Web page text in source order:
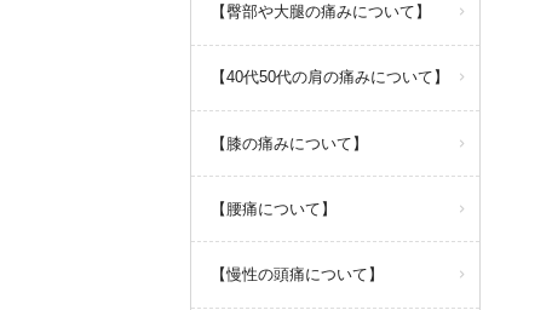
【臀部や大腿の痛みについて】
【40代50代の肩の痛みについて】
【膝の痛みについて】
【腰痛について】
【慢性の頭痛について】